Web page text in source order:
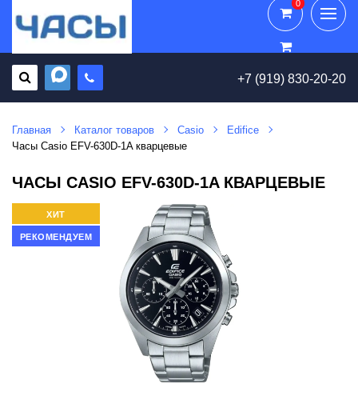
+7 (919) 830-20-20
0
0
Главная Каталог товаров Casio
Edifice
Часы Casio EFV-630D-1A кварцевые
ЧАСЫ CASIO EFV-630D-1A КВАРЦЕВЫЕ
ХИТ
РЕКОМЕНДУЕМ